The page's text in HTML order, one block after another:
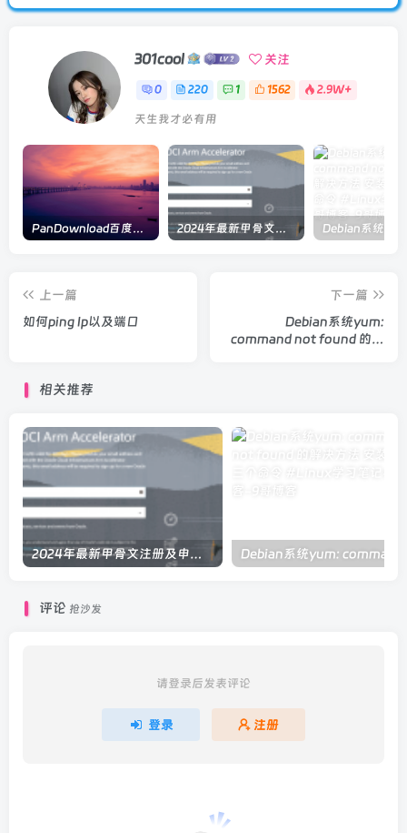
301cool 关注
0 220 1 1562 2.9W+
天生我才必有用
PanDownload百度网盘在线解析 2024年最新甲骨文注册及申请免费 VPS 教程
上一篇
如何ping Ip以及端口
下一篇
Debian系统yum:
command not found 的解
相关推荐
2024年最新甲骨文注册及申请免费 VPS 教程
评论 抢沙发
请登录后发表评论
登录 注册